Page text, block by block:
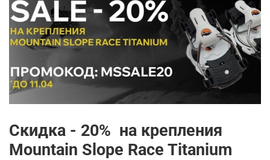
Скидка - 20% на крепления
Mountain Slope Race Titanium